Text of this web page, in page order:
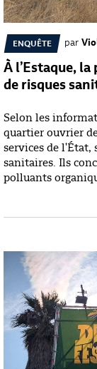
ENQUÊTE par
À l’Estaque,
de risques
Selon les
quartier ouvrier
services de l'État,
sanitaires. Ils
polluants